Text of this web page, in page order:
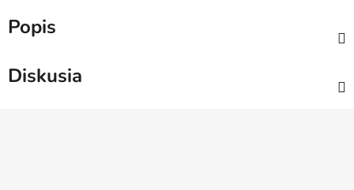
Popis
Diskusia